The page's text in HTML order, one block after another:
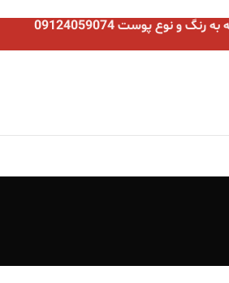
نوع پوست 09124059074